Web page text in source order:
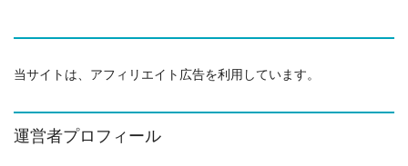
当サイトは、アフィリエイト広告を利用しています。
運営者プロフィール